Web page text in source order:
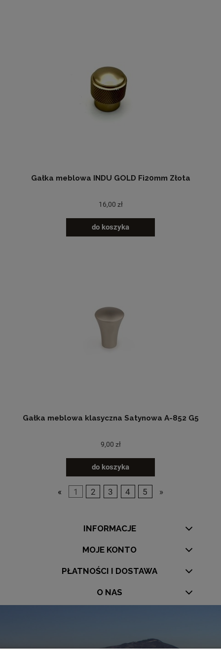
Gałka meblowa INDU GOLD Fi20mm Złota
16,00 zł
do koszyka
Gałka meblowa klasyczna Satynowa A-852 G5
9,00 zł
do koszyka
« 1 2 3 4 5 »
INFORMACJE
MOJE KONTO
PŁATNOŚCI I DOSTAWA
O NAS